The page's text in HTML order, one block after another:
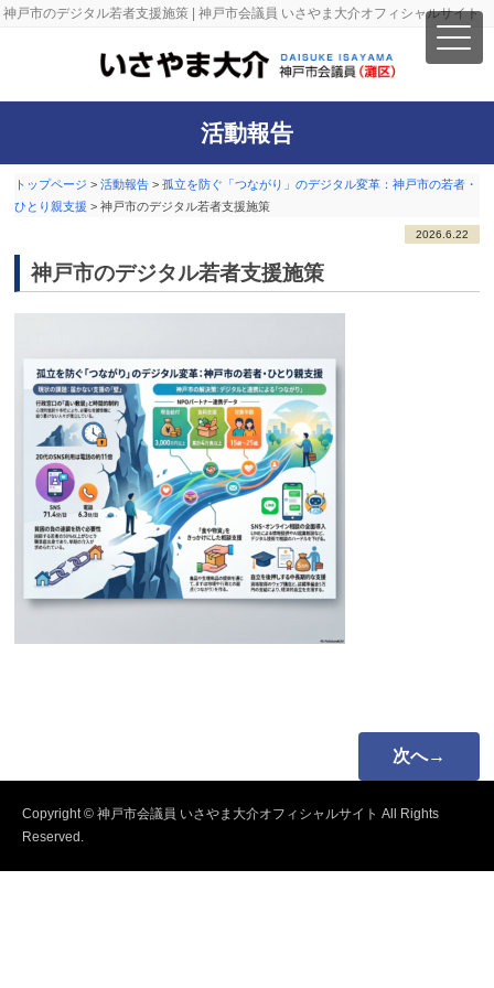
神戸市のデジタル若者支援施策 | 神戸市会議員 いさやま大介オフィシャルサイト
活動報告
トップページ >活動報告 >孤立を防ぐ「つながり」のデジタル変革：神戸市の若者・
ひとり親支援 >神戸市のデジタル若者支援施策
2026.6.22
神戸市のデジタル若者支援施策
次へ→
Copyright © 神戸市会議員 いさやま大介オフィシャルサイト All Rights
Reserved.